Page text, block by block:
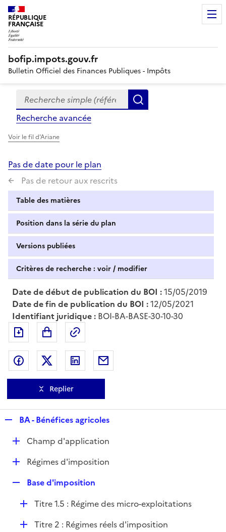
RÉPUBLIQUE
FRANÇAISE
bofip.impots.gouv.fr
Bulletin Officiel des Finances Publiques - Impôts
Formulaire
de
recherche
Recherche simple (références, mots clés, partie du
Recherche avancée
Voir le fil d'Ariane
Pas de date pour le plan
Pas de retour aux rescrits
Table des matières
Position dans la série du plan
Versions publiées
Critères de recherche : voir / modifier
Date de début de publication du BOI :15/05/2019
Date de fin de publication du BOI :12/05/2021
Identifiant juridique : BOI-BA-BASE-30-10-30
Exporter le document au format pdf
Partager sur Facebook
Partager sur Twitter
Partager sur LinkedIn
Replier
p
l
i
e
BA - Bénéfices agricoles
D
e
Champ d'application
D
l
i
e
Régimes d'imposition
p
l
Base d'imposition
DTitre 1.5 : Régime des micro-exploitations
DTitre 2 : Régimes réels d'imposition